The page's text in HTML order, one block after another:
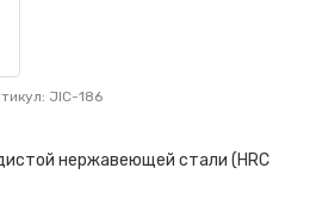
JIC-186
нержавеющей стали (HRC